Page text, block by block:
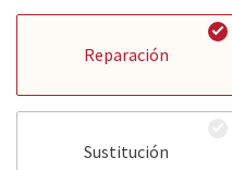
Reparación
Sustitución